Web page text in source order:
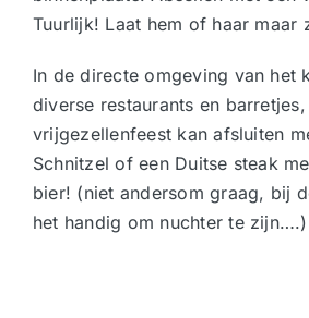
Tuurlijk! Laat hem of haar maar
In de directe omgeving van het
diverse restaurants en
vrijgezellenfeest kan afsluiten
Schnitzel of een Duitse steak
bier! (niet andersom graag, bij
het handig om nuchter te zijn….)